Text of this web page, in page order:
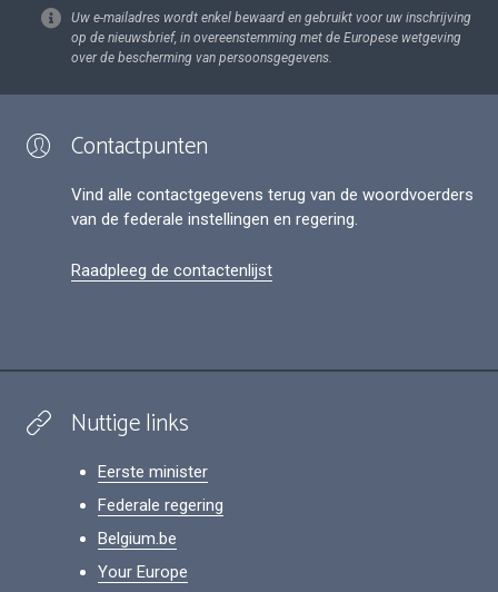
Uw e-mailadres wordt enkel bewaard en gebruikt voor uw inschrijving
op de nieuwsbrief, in overeenstemming met de Europese wetgeving
over de bescherming van persoonsgegevens.
Contactpunten
Vind alle contactgegevens terug van de woordvoerders
van de federale instellingen en regering.
Raadpleeg de contactenlijst
Nuttige links
Eerste minister
Federale regering
Belgium.be
Your Europe